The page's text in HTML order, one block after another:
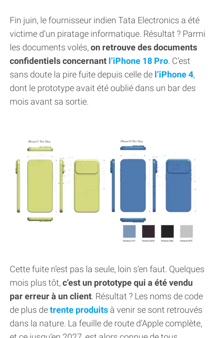
Fin juin, le fournisseur indien Tata Electronics a été
victime d’un piratage informatique. Résultat ? Parmi
les documents volés,on retrouve des documents
confidentiels concernant l’iPhone 18 Pro. C’est
sans doute la pire fuite depuis celle de l’iPhone 4,
dont le prototype avait été oublié dans un bar des
mois avant sa sortie.
Cette fuite n’est pas la seule, loin s’en faut. Quelques
mois plus tôt,c’est un prototype qui a été vendu
par erreur à un client. Résultat ? Les noms de code
de plus detrente produits à venir se sont retrouvés
dans la nature. La feuille de route d’Apple complète,